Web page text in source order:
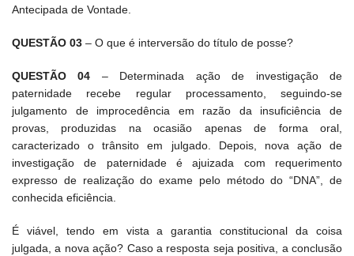
Antecipada de Vontade.
QUESTÃO 03 – O que é interversão do título de posse?
QUESTÃO 04 – Determinada ação de investigação de
paternidade recebe regular processamento, seguindo-se
julgamento de improcedência em razão da insuficiência de
provas, produzidas na ocasião apenas de forma oral,
caracterizado o trânsito em julgado. Depois, nova ação de
investigação de paternidade é ajuizada com requerimento
expresso de realização do exame pelo método do “DNA”, de
conhecida eficiência.
É viável, tendo em vista a garantia constitucional da coisa
julgada, a nova ação? Caso a resposta seja positiva, a conclusão